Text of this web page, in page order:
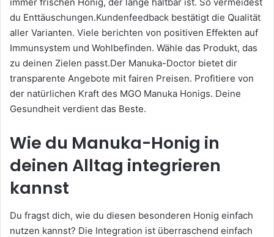
immer frischen Honig, der lange haltbar ist. So vermeidest
du Enttäuschungen.Kundenfeedback bestätigt die Qualität
aller Varianten. Viele berichten von positiven Effekten auf
Immunsystem und Wohlbefinden. Wähle das Produkt, das
zu deinen Zielen passt.Der Manuka-Doctor bietet dir
transparente Angebote mit fairen Preisen. Profitiere von
der natürlichen Kraft des MGO Manuka Honigs. Deine
Gesundheit verdient das Beste.
Wie du Manuka-Honig in
deinen Alltag integrieren
kannst
Du fragst dich, wie du diesen besonderen Honig einfach
nutzen kannst? Die Integration ist überraschend einfach